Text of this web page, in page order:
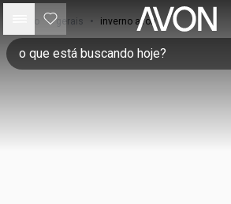
• gerais • inverno avon